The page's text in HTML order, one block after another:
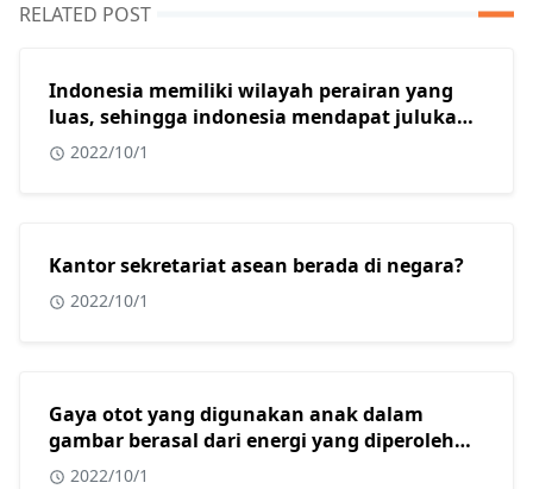
RELATED POST
Indonesia memiliki wilayah perairan yang
luas, sehingga indonesia mendapat julukan
sebagai?
2022/10/1
Kantor sekretariat asean berada di negara?
2022/10/1
Gaya otot yang digunakan anak dalam
gambar berasal dari energi yang diperoleh
dari?
2022/10/1